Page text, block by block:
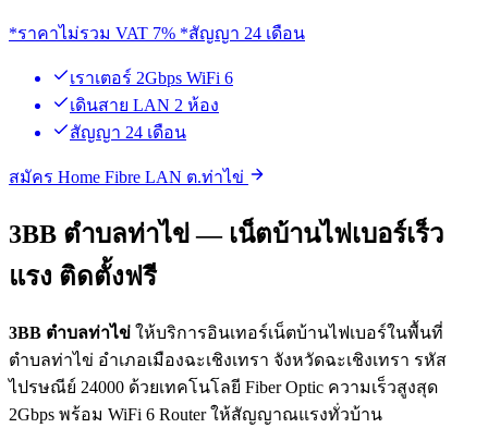
*ราคาไม่รวม VAT 7% *สัญญา 24 เดือน
เราเตอร์ 2Gbps WiFi 6
เดินสาย LAN 2 ห้อง
สัญญา 24 เดือน
สมัคร Home Fibre LAN ต.ท่าไข่
3BB ตำบลท่าไข่ — เน็ตบ้านไฟเบอร์เร็ว
แรง ติดตั้งฟรี
3BB ตำบลท่าไข่ ให้บริการอินเทอร์เน็ตบ้านไฟเบอร์ในพื้นที่
ตำบลท่าไข่ อำเภอเมืองฉะเชิงเทรา จังหวัดฉะเชิงเทรา รหัส
ไปรษณีย์ 24000 ด้วยเทคโนโลยี Fiber Optic ความเร็วสูงสุด
2Gbps พร้อม WiFi 6 Router ให้สัญญาณแรงทั่วบ้าน